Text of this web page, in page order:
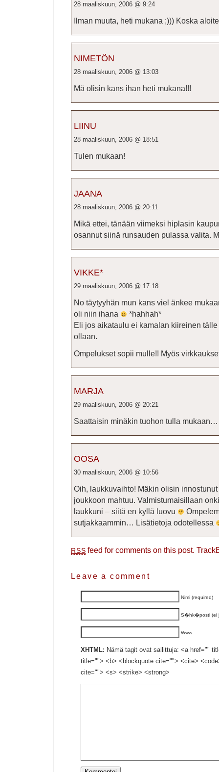
28 maaliskuun, 2006 @ 9:24
Ilman muuta, heti mukana ;))) Koska
NIMETÖN
28 maaliskuun, 2006 @ 13:03
Mä olisin kans ihan heti mukana!!!
LIINU
28 maaliskuun, 2006 @ 18:51
Tulen mukaan!
JAANA
28 maaliskuun, 2006 @ 20:11
Mikä ettei, tänään viimeksi hiplasin
osannut siinä runsauden pulassa valita.
VIKKE*
29 maaliskuun, 2006 @ 17:18
No täytyyhän mun kans viel änkee
oli niin ihana
*hahhah*
Eli jos aikataulu ei kamalan kiireinen
ollaan.
Ompelukset sopii mulle!! Myös
MARJA
29 maaliskuun, 2006 @ 20:21
Saattaisin minäkin tuohon tulla
OOSA
30 maaliskuun, 2006 @ 10:56
Oih, laukkuvaihto! Mäkin olisin
joukkoon mahtuu. Valmistumaisillaan
laukkuni – siitä en kyllä luovu
sutjakkaammin… Lisätietoja odotellessa
RSS feed for comments on this post.
Leave a comment
Nimi (required)
S�hk�posti (ei
Www
XHTML: Nämä tagit ovat sallittuja: <a href=""
title=""> <b> <blockquote cite=""> <cite>
cite=""> <s> <strike> <strong>